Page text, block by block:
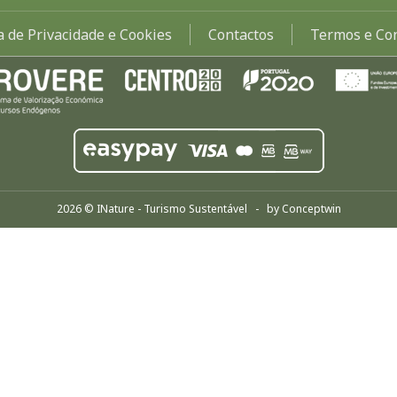
de Privacidade e Cookies Contactos Termos e
2026 © INature - Turismo Sustentável - by Conceptwin